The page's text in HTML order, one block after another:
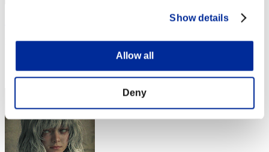
Show details
Allow all
Deny
Puntos:Lv:1/02'08"16
3